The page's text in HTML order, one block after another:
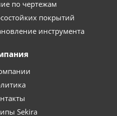
по чертежам
покрытий
инструмента
Sekira